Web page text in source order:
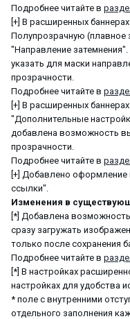
Подробнее читайте в
[+] В расширенных
Полупрозрачную (плавное
"Направление
указать для маски
прозрачности.
Подробнее читайте в
[+] В расширенных
"Дополнительные
добавлена возможность
прозрачности.
Подробнее читайте в
[+] Добавлено оформление
ссылки".
Изменения в
[*] Добавлена
сразу загружать
только после сохранения
Подробнее читайте в
[*] В настройках
настройках для удобства
* поле с внутренними
отдельного заполнения